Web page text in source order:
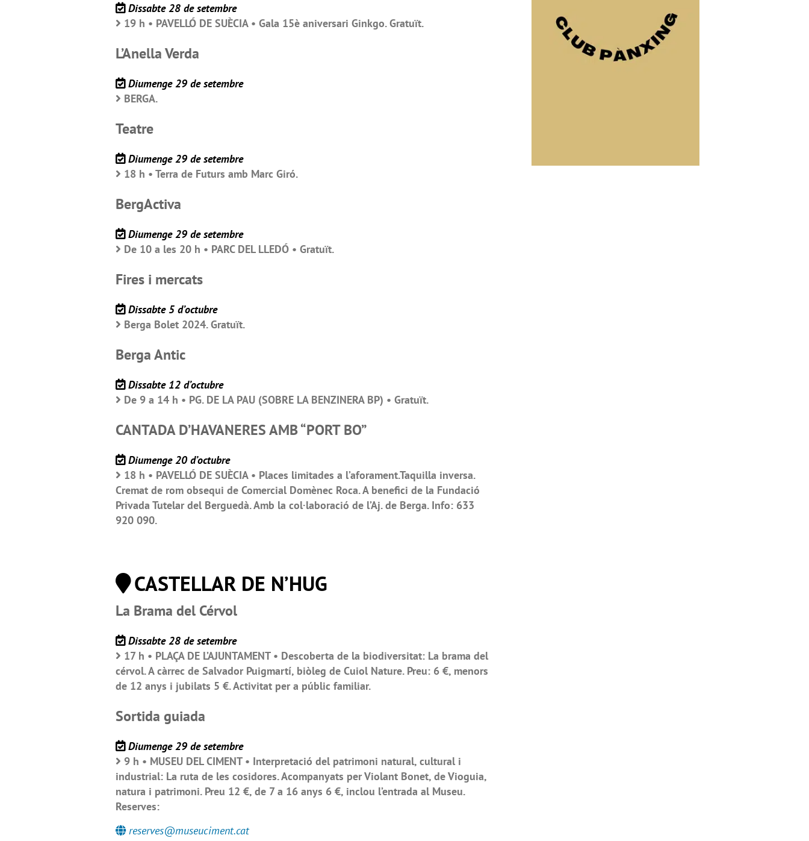
Dissabte 28 de setembre
19 h • PAVELLÓ DE SUÈCIA • Gala 15è aniversari Ginkgo. Gratuït.
L’Anella Verda
Diumenge 29 de setembre
BERGA.
Teatre
Diumenge 29 de setembre
18 h • Terra de Futurs amb Marc Giró.
BergActiva
Diumenge 29 de setembre
De 10 a les 20 h • PARC DEL LLEDÓ • Gratuït.
Fires i mercats
Dissabte 5 d’octubre
Berga Bolet 2024. Gratuït.
Berga Antic
Dissabte 12 d’octubre
De 9 a 14 h • PG. DE LA PAU (SOBRE LA BENZINERA BP) • Gratuït.
CANTADA D’HAVANERES AMB “PORT BO”
Diumenge 20 d’octubre
18 h • PAVELLÓ DE SUÈCIA • Places limitades a l’aforament.Taquilla inversa.
Cremat de rom obsequi de Comercial Domènec Roca. A benefici de la Fundació
Privada Tutelar del Berguedà. Amb la col·laboració de l’Aj. de Berga. Info: 633
920 090.
CASTELLAR DE N’HUG
La Brama del Cérvol
Dissabte 28 de setembre
17 h • PLAÇA DE L’AJUNTAMENT • Descoberta de la biodiversitat: La brama del
cérvol. A càrrec de Salvador Puigmartí, biòleg de Cuiol Nature. Preu: 6 €, menors
de 12 anys i jubilats 5 €. Activitat per a públic familiar.
Sortida guiada
Diumenge 29 de setembre
9 h • MUSEU DEL CIMENT • Interpretació del patrimoni natural, cultural i
industrial: La ruta de les cosidores. Acompanyats per Violant Bonet, de Vioguia,
natura i patrimoni. Preu 12 €, de 7 a 16 anys 6 €, inclou l’entrada al Museu.
Reserves:
reserves@museuciment.cat